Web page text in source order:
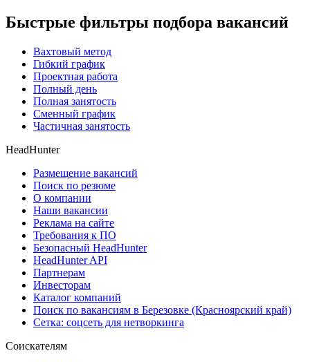
Быстрые фильтры подбора вакансий
Вахтовый метод
Гибкий график
Проектная работа
Полный день
Полная занятость
Сменный график
Частичная занятость
HeadHunter
Размещение вакансий
Поиск по резюме
О компании
Наши вакансии
Реклама на сайте
Требования к ПО
Безопасный HeadHunter
HeadHunter API
Партнерам
Инвесторам
Каталог компаний
Поиск по вакансиям в Березовке (Красноярский край)
Сетка: соцсеть для нетворкинга
Соискателям